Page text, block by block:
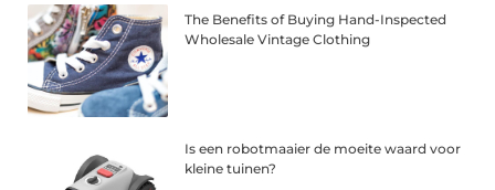
The Benefits of Buying Hand-Inspected
Wholesale Vintage Clothing
Is een robotmaaier de moeite waard voor
kleine tuinen?